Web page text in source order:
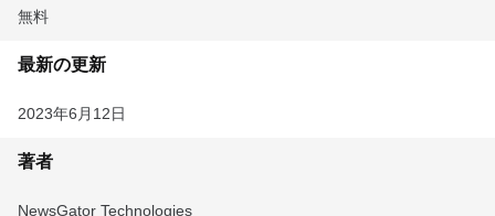
無料
最新の更新
2023年6月12日
著者
NewsGator Technologies